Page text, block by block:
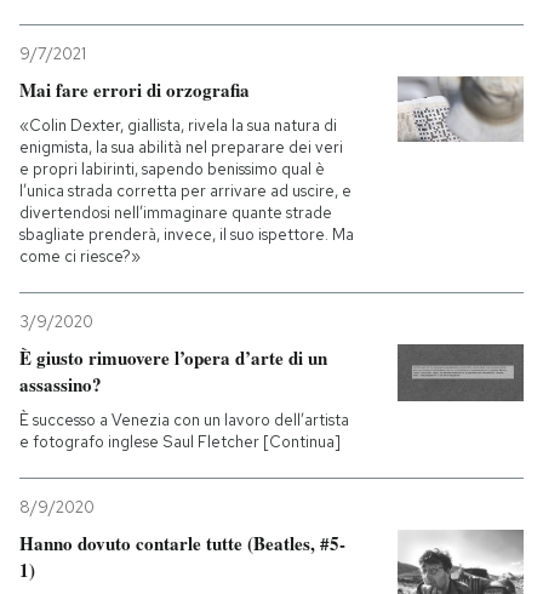
9/7/2021
Mai fare errori di orzografia
«Colin Dexter, giallista, rivela la sua natura di
enigmista, la sua abilità nel preparare dei veri
e propri labirinti, sapendo benissimo qual è
l’unica strada corretta per arrivare ad uscire, e
divertendosi nell’immaginare quante strade
sbagliate prenderà, invece, il suo ispettore. Ma
come ci riesce?»
3/9/2020
È giusto rimuovere l’opera d’arte di un
assassino?
È successo a Venezia con un lavoro dell’artista
e fotografo inglese Saul Fletcher [Continua]
8/9/2020
Hanno dovuto contarle tutte (Beatles, #5-
1)